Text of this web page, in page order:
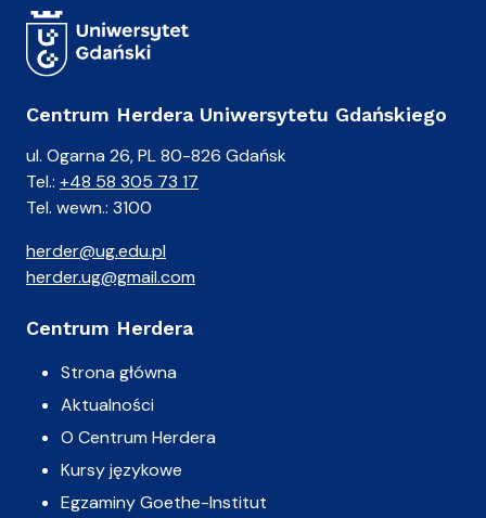
Centrum Herdera Uniwersytetu Gdańskiego
ul. Ogarna 26, PL 80-826 Gdańsk
Tel.: +48 58 305 73 17
Tel. wewn.: 3100
herder@ug.edu.pl
herder.ug@gmail.com
Centrum Herdera
Strona główna
Aktualności
O Centrum Herdera
Kursy językowe
Egzaminy Goethe-Institut